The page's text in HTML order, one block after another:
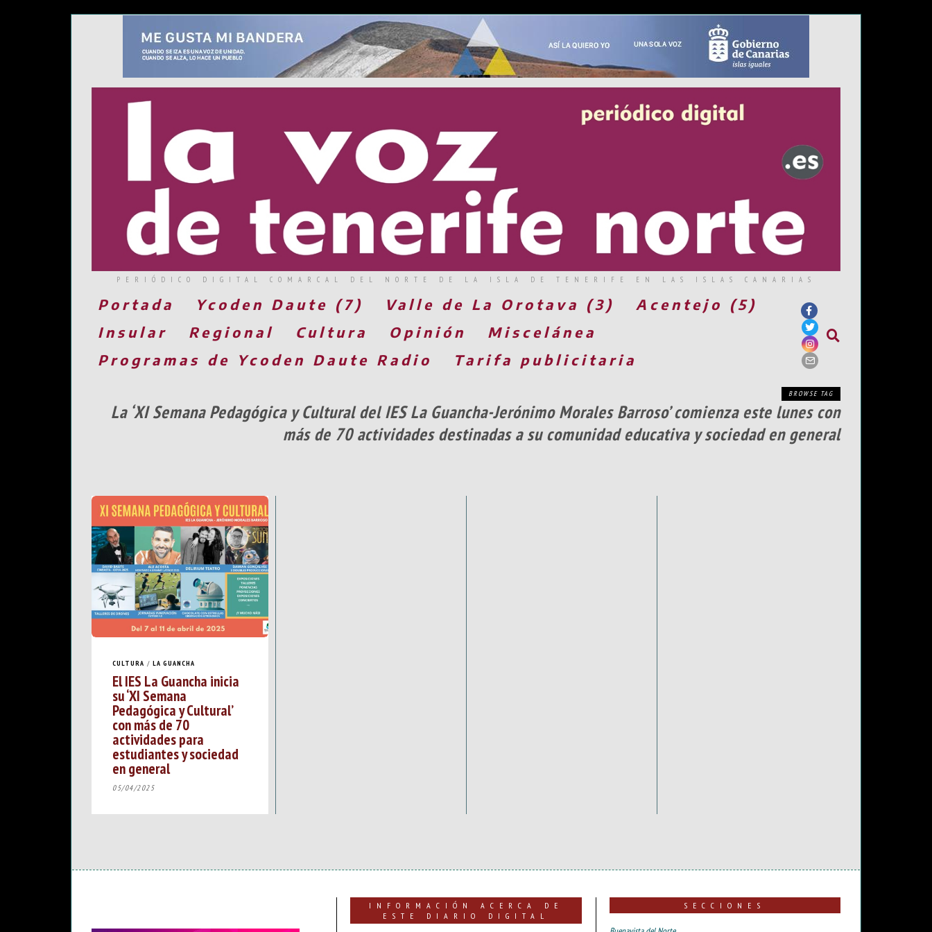
PERIÓDICO DIGITAL COMARCAL DEL NORTE DE LA ISLA DE TENERIFE EN LAS ISLAS CANARIAS
Portada Ycoden Daute (7) Valle de La Orotava (3)
Acentejo (5)
Insular
Regional Cultura Opinión
Miscelánea
Programas de Ycoden Daute Radio
Tarifa publicitaria
BROWSE TAG
La ‘XI Semana Pedagógica y Cultural del IES La Guancha-Jerónimo Morales Barroso’ comienza este lunes con
más de 70 actividades destinadas a su comunidad educativa y sociedad en general
CULTURA / LA GUANCHA
El IES La Guancha inicia
su ‘XI Semana
Pedagógica y Cultural’
con más de 70
actividades para
estudiantes y sociedad
en general
05/04/2025
INFORMACIÓN ACERCA DE
ESTE DIARIO DIGITAL
SECCIONES